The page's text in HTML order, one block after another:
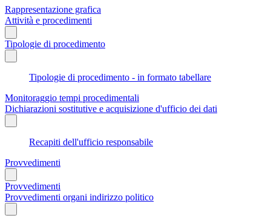
Rappresentazione grafica
Attività e procedimenti
Tipologie di procedimento
Tipologie di procedimento - in formato tabellare
Monitoraggio tempi procedimentali
Dichiarazioni sostitutive e acquisizione d'ufficio dei dati
Recapiti dell'ufficio responsabile
Provvedimenti
Provvedimenti
Provvedimenti organi indirizzo politico